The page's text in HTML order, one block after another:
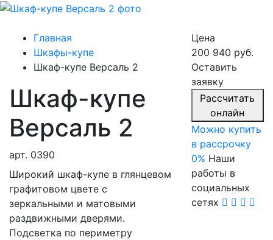
Главная
Шкафы-купе
Шкаф-купе Версаль 2
Шкаф-купе
Версаль 2
арт. 0390
Широкий шкаф-купе в глянцевом
графитовом цвете с
зеркальными и матовыми
раздвижными дверями.
Подсветка по периметру
Цена
200 940 руб.
Оставить
заявку
Расcчитать
онлайн
Можно купить
в рассрочку
0% Наши
работы в
социальных
сетях